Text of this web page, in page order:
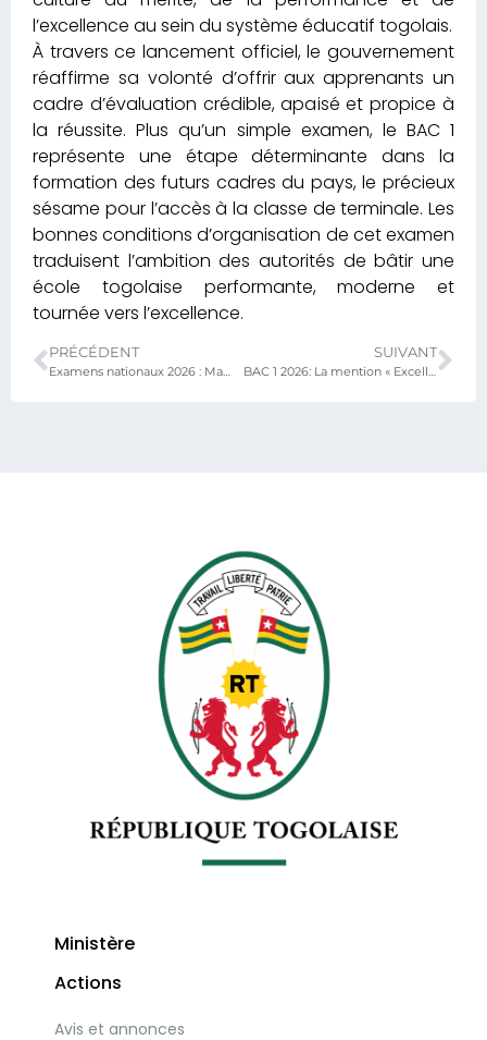
l’excellence au sein du système éducatif togolais.
À travers ce lancement officiel, le gouvernement
réaffirme sa volonté d’offrir aux apprenants un
cadre d’évaluation crédible, apaisé et propice à
la réussite. Plus qu’un simple examen, le BAC 1
représente une étape déterminante dans la
formation des futurs cadres du pays, le précieux
sésame pour l’accès à la classe de terminale. Les
bonnes conditions d’organisation de cet examen
traduisent l’ambition des autorités de bâtir une
école togolaise performante, moderne et
tournée vers l’excellence.
PRÉCÉDENT
Examens nationaux 2026 : Mama OMOROU s’adresse à la communauté éducative
SUIVANT
BAC 1 2026: La mention « Excellent » pour tirer vers le haut
Ministère
Actions
Avis et annonces